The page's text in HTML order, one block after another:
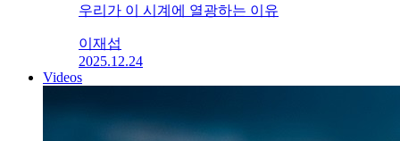
우리가 이 시계에 열광하는 이유
이재섭
2025.12.24
Videos